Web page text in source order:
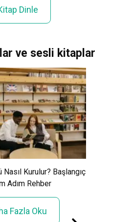
Dinle
ve sesli kitaplar
Nasıl Kurulur? Başlangıç
Adım Rehber
Fazla Oku